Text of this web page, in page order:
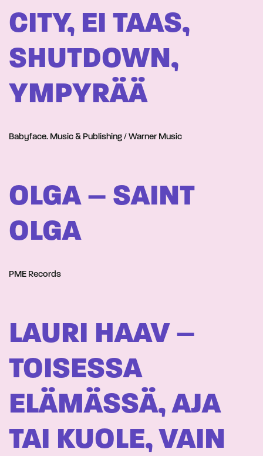
CITY, EI TAAS,
SHUTDOWN,
YMPYRÄÄ
Babyface. Music & Publishing / Warner Music
OLGA – SAINT
OLGA
PME Records
LAURI HAAV –
TOISESSA
ELÄMÄSSÄ, AJA
TAI KUOLE, VAIN